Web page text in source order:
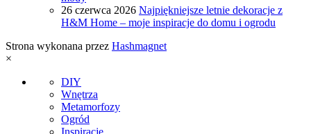
26 czerwca 2026 Najpiękniejsze letnie dekoracje z
H&M Home – moje inspiracje do domu i ogrodu
Strona wykonana przez Hashmagnet
×
DIY
Wnętrza
Metamorfozy
Ogród
Inspiracje